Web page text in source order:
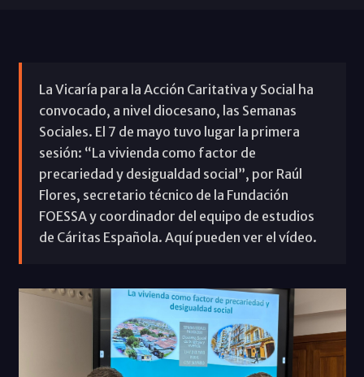
La Vicaría para la Acción Caritativa y Social ha
convocado, a nivel diocesano, las Semanas
Sociales. El 7 de mayo tuvo lugar la primera
sesión: “La vivienda como factor de
precariedad y desigualdad social”, por Raúl
Flores, secretario técnico de la Fundación
FOESSA y coordinador del equipo de estudios
de Cáritas Española. Aquí pueden ver el vídeo.